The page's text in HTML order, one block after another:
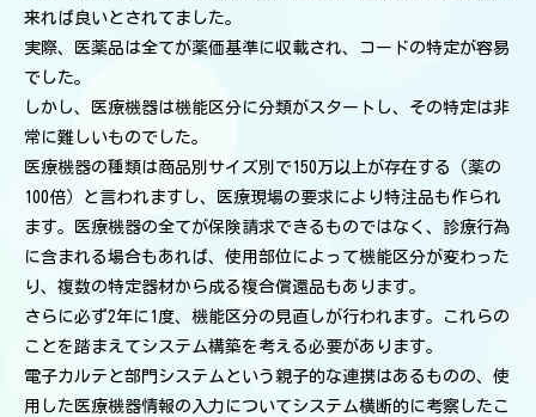
来れば良いとされてました。
実際、医薬品は全てが薬価基準に収載され、コードの特定が容易
でした。
しかし、医療機器は機能区分に分類がスタートし、その特定は非
常に難しいものでした。
医療機器の種類は商品別サイズ別で150万以上が存在する（薬の
100倍）と言われますし、医療現場の要求により特注品も作られ
ます。医療機器の全てが保険請求できるものではなく、診療行為
に含まれる場合もあれば、使用部位によって機能区分が変わった
り、複数の特定器材から成る複合償還品もあります。
さらに必ず2年に1度、機能区分の見直しが行われます。これらの
ことを踏まえてシステム構築を考える必要があります。
電子カルテと部門システムという親子的な連携はあるものの、使
用した医療機器情報の入力についてシステム横断的に考察したこ